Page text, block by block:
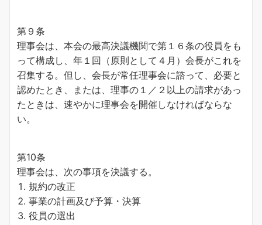
第９条
理事会は、本会の最高決議機関で第１６条の役員をも
って構成し、年１回（原則として４月）会長がこれを
召集する。但し、会長が常任理事会に諮って、必要と
認めたとき、または、理事の１／２以上の請求があっ
たときは、速やかに理事会を開催しなければならな
い。
第10条
理事会は、次の事項を決議する。
規約の改正
事業の計画及び予算・決算
役員の選出